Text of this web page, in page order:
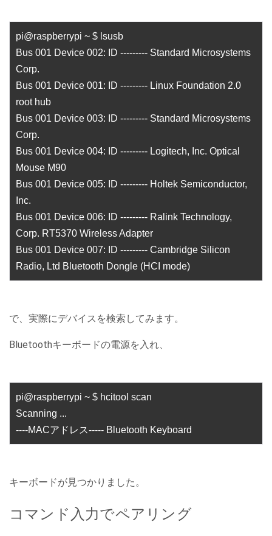
pi@raspberrypi ~ $ lsusb
Bus 001 Device 002: ID --------- Standard Microsystems
Corp.
Bus 001 Device 001: ID --------- Linux Foundation 2.0
root hub
Bus 001 Device 003: ID --------- Standard Microsystems
Corp.
Bus 001 Device 004: ID --------- Logitech, Inc. Optical
Mouse M90
Bus 001 Device 005: ID --------- Holtek Semiconductor,
Inc.
Bus 001 Device 006: ID --------- Ralink Technology,
Corp. RT5370 Wireless Adapter
Bus 001 Device 007: ID --------- Cambridge Silicon
Radio, Ltd Bluetooth Dongle (HCI mode)
で、実際にデバイスを検索してみます。
Bluetoothキーボードの電源を入れ、
pi@raspberrypi ~ $ hcitool scan
Scanning ...
----MACアドレス----- Bluetooth Keyboard
キーボードが見つかりました。
コマンド入力でペアリング